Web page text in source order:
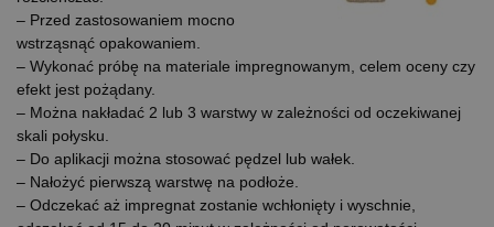
– Przed zastosowaniem mocno
wstrząsnąć opakowaniem.
– Wykonać próbę na materiale impregnowanym, celem oceny czy
efekt jest pożądany.
– Można nakładać 2 lub 3 warstwy w zależności od oczekiwanej
skali połysku.
– Do aplikacji można stosować pędzel lub wałek.
– Nałożyć pierwszą warstwę na podłoże.
– Odczekać aż impregnat zostanie wchłonięty i wyschnie,